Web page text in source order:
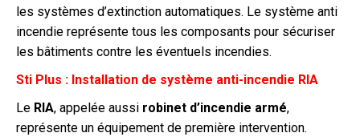
les systèmes d’extinction automatiques. Le système anti
incendie représente tous les composants pour sécuriser
les bâtiments contre les éventuels incendies.
Sti Plus : Installation de système anti-incendie RIA
Le RIA, appelée aussi robinet d’incendie armé,
représente un équipement de première intervention.